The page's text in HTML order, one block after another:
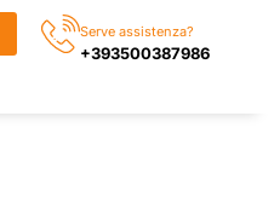
Serve assistenza?
+393500387986